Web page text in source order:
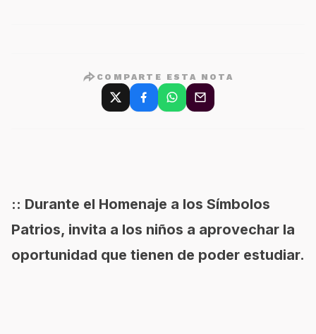
COMPARTE ESTA NOTA
:: Durante el Homenaje a los Símbolos
Patrios, invita a los niños a aprovechar la
oportunidad que tienen de poder estudiar.